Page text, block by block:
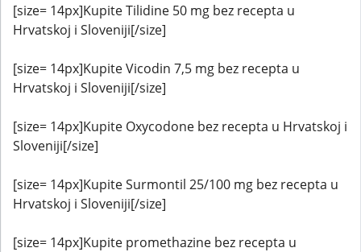
[size= 14px]Kupite Tilidine 50 mg bez recepta u
Hrvatskoj i Sloveniji[/size]
[size= 14px]Kupite Vicodin 7,5 mg bez recepta u
Hrvatskoj i Sloveniji[/size]
[size= 14px]Kupite Oxycodone bez recepta u Hrvatskoj i
Sloveniji[/size]
[size= 14px]Kupite Surmontil 25/100 mg bez recepta u
Hrvatskoj i Sloveniji[/size]
[size= 14px]Kupite promethazine bez recepta u